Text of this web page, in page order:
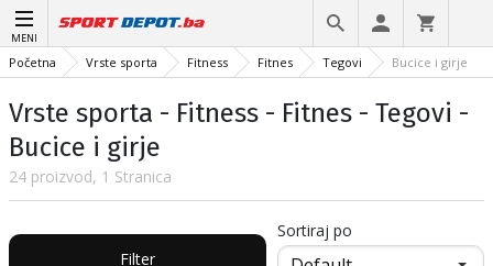
MENI
Početna Vrste sporta Fitness Fitnes Tegovi Bucice i girje
Vrste sporta - Fitness - Fitnes - Tegovi -
Bucice i girje
24 proizvod, 1 Stranica
Filter
Sortiraj po